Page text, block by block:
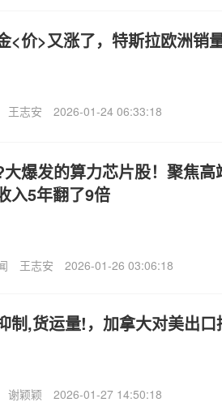
<价>又涨了，特斯拉欧洲销
王志安 2026-01-24 06:33:18
大爆发的算力芯片股！聚焦
入5年翻了9倍
王志安 2026-01-26 03:06:18
制,货运量!，加拿大对美出口
谢颖颖 2026-01-27 14:50:18